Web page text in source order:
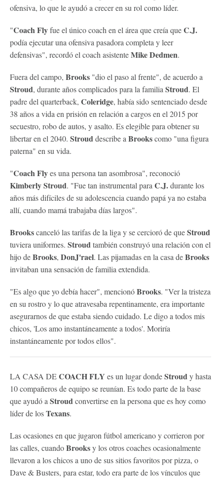
ofensiva, lo que le ayudó a crecer en su rol como líder.
"Coach Flyfue el único coach en el área que creía queC.J.
podía ejecutar una ofensiva pasadora completa y leer
defensivas", recordó el coach asistenteMike Dedmen.
Fuera del campo, Brooks "dio el paso al frente", de acuerdo a
Stroud, durante años complicados para la familia Stroud. El
padre del quarterback, Coleridge, había sido sentenciado desde
38 años a vida en prisión en relación a cargos en el 2015 por
secuestro, robo de autos, y asalto. Es elegible para obtener su
libertar en el 2040. Strouddescribe a Brookscomo "una figura
paterna" en su vida.
"Coach Flyes una persona tan asombrosa", reconoció
KimberlyStroud. "Fue tan instrumental para C.J.durante los
años más difíciles de su adolescencia cuando papá ya no estaba
allí, cuando mamá trabajaba días largos".
Brookscanceló las tarifas de la liga y se cercioró de queStroud
tuviera uniformes. Stroudtambién construyó una relación con el
hijo deBrooks, DonJ'rael. Las pijamadas en la casa deBrooks
invitaban una sensación de familia extendida.
"Es algo que yo debía hacer", mencionóBrooks. "Ver la tristeza
en su rostro y lo que atravesaba repentinamente, era importante
asegurarnos de que estaba siendo cuidado. Le digo a todos mis
chicos, 'Los amo instantáneamente a todos'. Moriría
instantáneamente por todos ellos".
LA CASA DECOACH FLY es un lugar dondeStroudy hasta
10 compañeros de equipo se reunían. Es todo parte de la base
que ayudó a Stroudconvertirse en la persona que es hoy como
líder de losTexans.
Las ocasiones en que jugaron fútbol americano y corrieron por
las calles, cuandoBrooksy los otros coaches ocasionalmente
llevaron a los chicos a uno de sus sitios favoritos por pizza, o
Dave & Busters, para estar, todo era parte de los vínculos que